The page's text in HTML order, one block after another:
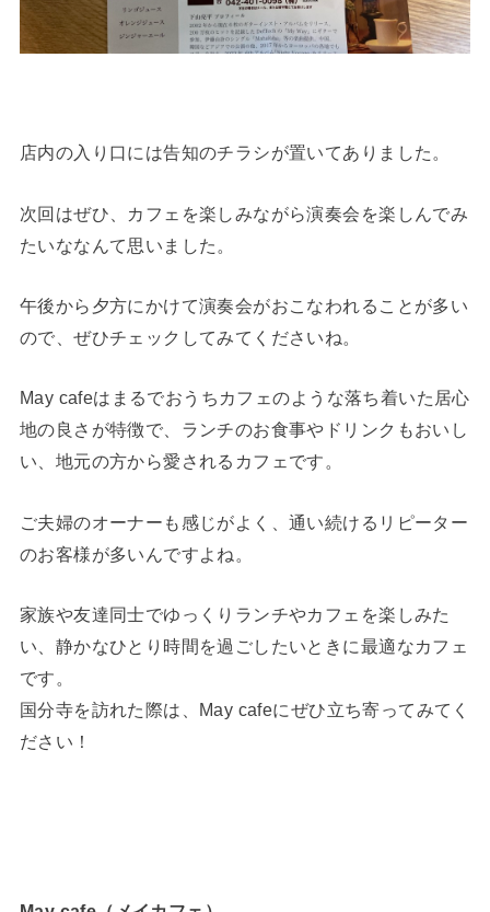
店内の入り口には告知のチラシが置いてありました。
次回はぜひ、カフェを楽しみながら演奏会を楽しんでみ
たいななんて思いました。
午後から夕方にかけて演奏会がおこなわれることが多い
ので、ぜひチェックしてみてくださいね。
May cafeはまるでおうちカフェのような落ち着いた居心
地の良さが特徴で、ランチのお食事やドリンクもおいし
い、地元の方から愛されるカフェです。
ご夫婦のオーナーも感じがよく、通い続けるリピーター
のお客様が多いんですよね。
家族や友達同士でゆっくりランチやカフェを楽しみた
い、静かなひとり時間を過ごしたいときに最適なカフェ
です。
国分寺を訪れた際は、May cafeにぜひ立ち寄ってみてく
ださい！